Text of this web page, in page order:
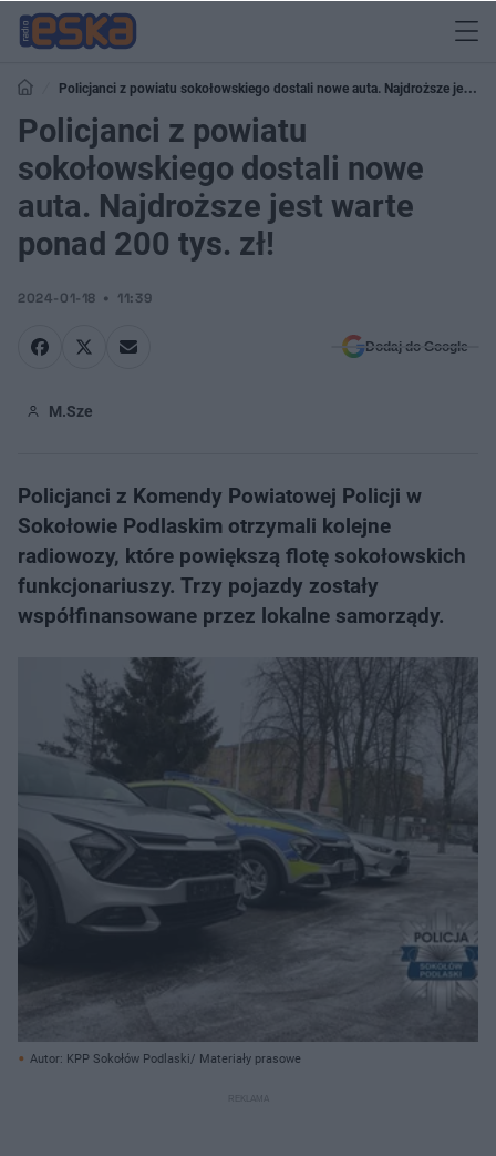
Policjanci z powiatu sokołowskiego dostali nowe auta. Najdroższe jest
warte ponad 200 tys. zł!
Policjanci z powiatu
sokołowskiego dostali nowe
auta. Najdroższe jest warte
ponad 200 tys. zł!
2024-01-18 11:39
Dodaj do Google
M.Sze
Policjanci z Komendy Powiatowej Policji w
Sokołowie Podlaskim otrzymali kolejne
radiowozy, które powiększą flotę sokołowskich
funkcjonariuszy. Trzy pojazdy zostały
współfinansowane przez lokalne samorządy.
Autor: KPP Sokołów Podlaski/ Materiały prasowe